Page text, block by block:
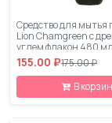
Средство для мытья
Lion Chamgreen с
углем флакон 480 мл
155.00 ₽175.00 ₽
В